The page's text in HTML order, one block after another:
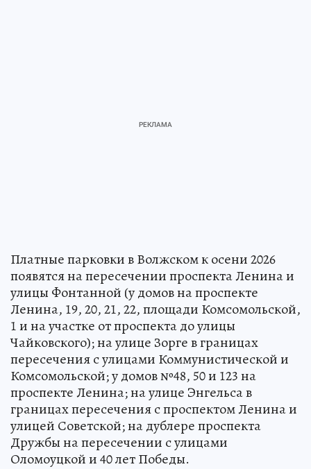
Платные парковки в Волжском к осени 2026
появятся на пересечении проспекта Ленина и
улицы Фонтанной (у домов на проспекте
Ленина, 19, 20, 21, 22, площади Комсомольской,
1 и на участке от проспекта до улицы
Чайковского); на улице Зорге в границах
пересечения с улицами Коммунистической и
Комсомольской; у домов №48, 50 и 123 на
проспекте Ленина; на улице Энгельса в
границах пересечения с проспектом Ленина и
улицей Советской; на дублере проспекта
Дружбы на пересечении с улицами
Оломоуцкой и 40 лет Победы.